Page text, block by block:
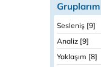
Gruplarım
Sesleniş [9]
Analiz [9]
Yaklaşım [8]